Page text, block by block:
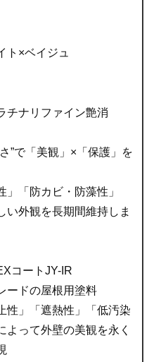
ト×ベイジュ
チナリファイン艶消
”で「美観」×「保護」を
」「防カビ・防藻性」
い外観を長期間維持しま
コートJY-IR
ードの屋根用塗料
性」「遮熱性」「低汚染
よって外壁の美観を永く